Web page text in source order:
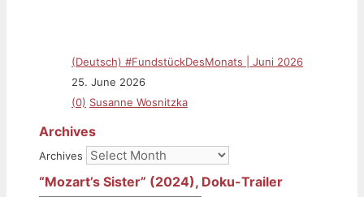
(Deutsch) #FundstückDesMonats | Juni 2026
25. June 2026
(0) Susanne Wosnitzka
Archives
Archives
“Mozart’s Sister” (2024), Doku-Trailer